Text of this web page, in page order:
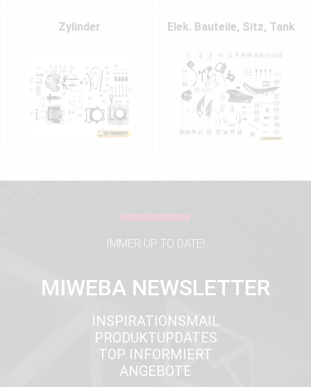
Zylinder Elek. Bauteile, Sitz, Tank
IMMER UP TO DATE!
MIWEBA NEWSLETTER
INSPIRATIONSMAIL
PRODUKTUPDATES
TOP INFORMIERT
ANGEBOTE